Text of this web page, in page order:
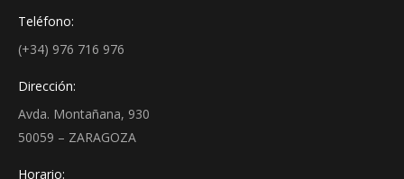
Teléfono:
(+34) 976 716 976
Dirección:
Avda. Montañana, 930
50059 – ZARAGOZA
Horario: